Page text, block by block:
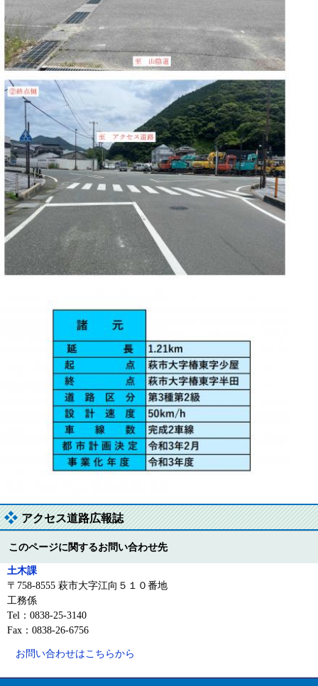
アクセス道路広報誌
このページに関するお問い合わせ先
土木課
〒758-8555 萩市大字江向５１０番地
工務係
Tel：0838-25-3140
Fax：0838-26-6756
お問い合わせはこちらから